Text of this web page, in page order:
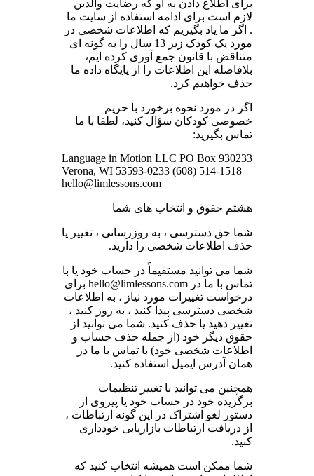
برای اطلاع دادن به او که رضایت والدین
لازم است برای ادامه استفاده از سایت ما
. اگر ما یاد بگیریم که اطلاعات شخصی در
مورد یک کودک زیر 13 سال را به گونه ای
متناقض با قانون جمع آوری کرده ایم،
بلافاصله این اطلاعات را از پایگاه داده ما
حذف خواهیم کرد.
اگر در مورد نحوه برخورد با حریم
خصوصی کودکان سؤال کنید، لطفا با ما
تماس بگیرید:
Language in Motion LLC PO Box 930233
Verona, WI 53593-0233 (608) 514-1518
hello@limlessons.com
هشتم حقوق و انتخاب های شما
شما حق دسترسی ، به روزرسانی ، تغییر یا
حذف اطلاعات شخصی را دارید.
شما می توانید مستقیماً در حساب خود یا با
تماس با ما در hello@limlessons.com برای
درخواست تغییرات مورد نیاز ، به اطلاعات
شخصی دسترسی پیدا کنید ، به روز کنید ،
تغییر دهید یا حذف کنید. شما می توانید از
حقوق دیگر خود (از جمله حذف حساب و
اطلاعات شخصی خود) با تماس با ما در
همان آدرس ایمیل استفاده کنید.
همچنین می توانید با تغییر تنظیمات
برگزیده خود در حساب خود یا پیروی از
دستور لغو اشتراک در این گونه ارتباطات ،
از دریافت ارتباطات بازاریابی خودداری
کنید.
شما ممکن است همیشه انتخاب کنید که